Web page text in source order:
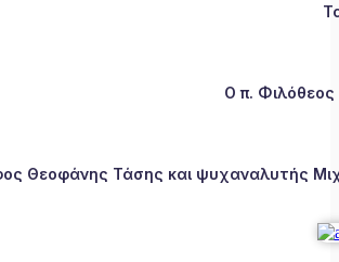
Ο π.
Θεοφάνης Τάσης και ψυχαναλυτής